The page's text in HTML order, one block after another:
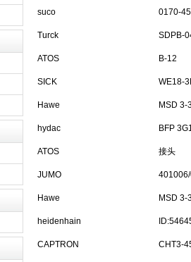
suco 0170-
Turck SDPB-
ATOS B-12
SICK WE18-
Hawe MSD 3-
hydac BFP
ATOS 接头
JUMO
Hawe MSD 3-
heidenhain
CAPTRON CHT3-